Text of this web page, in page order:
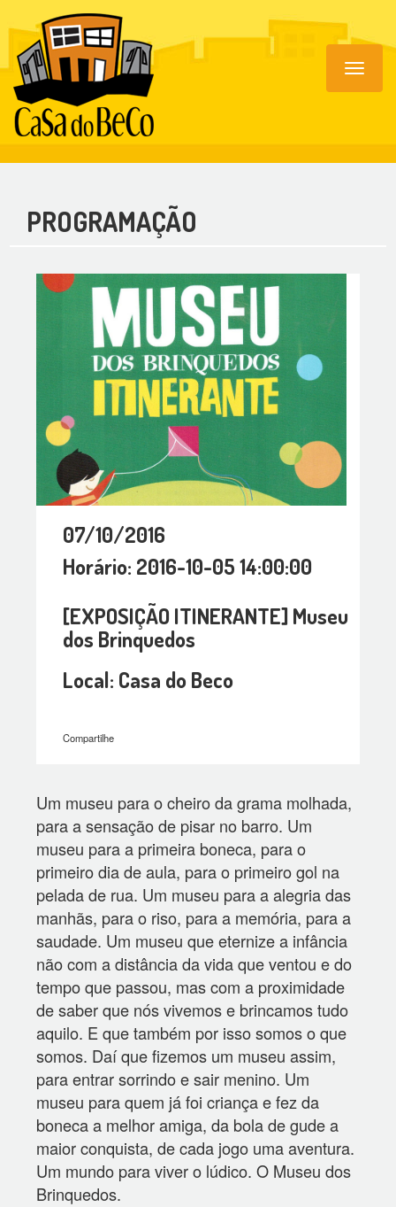
Toggle
PROGRAMAÇÃO
07/10/2016
Horário: 2016-10-05 14:00:00
[EXPOSIÇÃO ITINERANTE] Museu
dos Brinquedos
Local: Casa do Beco
Compartilhe
Um museu para o cheiro da grama molhada,
para a sensação de pisar no barro. Um
museu para a primeira boneca, para o
primeiro dia de aula, para o primeiro gol na
pelada de rua. Um museu para a alegria das
manhãs, para o riso, para a memória, para a
saudade. Um museu que eternize a infância
não com a distância da vida que ventou e do
tempo que passou, mas com a proximidade
de saber que nós vivemos e brincamos tudo
aquilo. E que também por isso somos o que
somos. Daí que fizemos um museu assim,
para entrar sorrindo e sair menino. Um
museu para quem já foi criança e fez da
boneca a melhor amiga, da bola de gude a
maior conquista, de cada jogo uma aventura.
Um mundo para viver o lúdico. O Museu dos
Brinquedos.